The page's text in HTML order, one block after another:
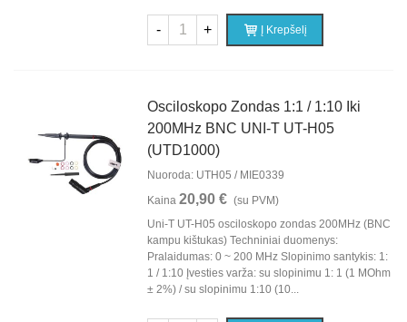
- + Į Krepšelį
Osciloskopo Zondas 1:1 / 1:10 Iki
200MHz BNC UNI-T UT-H05
(UTD1000)
Nuoroda: UTH05 / MIE0339
Kaina20,90 € (su PVM)
Uni-T UT-H05 osciloskopo zondas 200MHz (BNC
kampu kištukas) Techniniai duomenys:
Pralaidumas: 0 ~ 200 MHz Slopinimo santykis: 1:
1 / 1:10 Įvesties varža: su slopinimu 1: 1 (1 MOhm
± 2%) / su slopinimu 1:10 (10...